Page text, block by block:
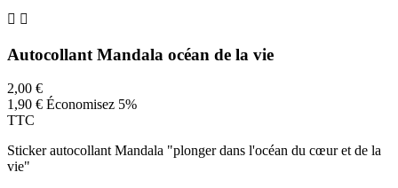
 
Autocollant Mandala océan de la vie
2,00 €
1,90 € Économisez 5%
TTC
Sticker autocollant Mandala "plonger dans l'océan du cœur et de la
vie"